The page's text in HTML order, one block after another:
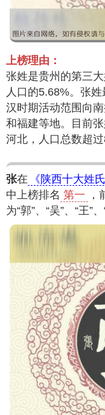
上榜理由：
张姓是贵州的第三
人口的5.68%。张
汉时期活动范围向
和福建等地。目前
河北，人口总数超过
张在 《陕西十大姓
中上榜排名 第一
，
为“郭”、“吴”、“王”、